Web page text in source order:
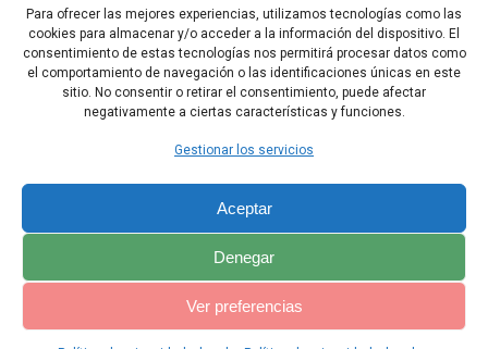
Para ofrecer las mejores experiencias, utilizamos tecnologías como las
cookies para almacenar y/o acceder a la información del dispositivo. El
consentimiento de estas tecnologías nos permitirá procesar datos como
el comportamiento de navegación o las identificaciones únicas en este
sitio. No consentir o retirar el consentimiento, puede afectar
negativamente a ciertas características y funciones.
Gestionar los servicios
Aceptar
Denegar
Ver preferencias
27 El hombre o la mujer que consulten a los muertos o a otros
espíritus, serán castigados con la muerte: los matarán a pedradas,
y su sangre caerá sobre ellos.
Capítulo Anterior Capítulo Siguiente